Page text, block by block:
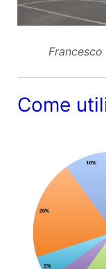
Come